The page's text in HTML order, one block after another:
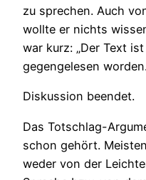
zu sprechen. Auch
wollte er nichts
war kurz: „Der Text
gegengelesen
Diskussion beendet.
Das Totschlag-
schon gehört.
weder von der